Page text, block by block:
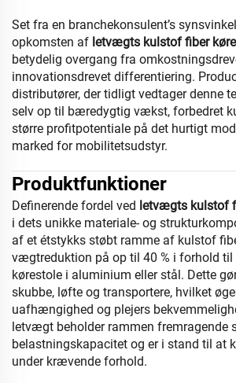
Set fra en branchekonsulent’s
opkomsten af letvægts kulstof fiber
betydelig overgang fra
innovationsdrevet differentiering.
distributører, der tidligt vedtager denne
selv op til bæredygtig vækst, forbedret
større profitpotentiale på det hurtigt
marked for mobilitetsudstyr.
Produktfunktioner
Definerende fordel ved letvægts kulstof
i dets unikke materiale- og
af et étstykks støbt ramme af kulstof
vægtreduktion på op til 40 % i forhold
kørestole i aluminium eller stål. Dette
skubbe, løfte og transportere, hvilket
uafhængighed og plejers
letvægt beholder rammen fremragende
belastningskapacitet og er i stand til at
under krævende forhold.